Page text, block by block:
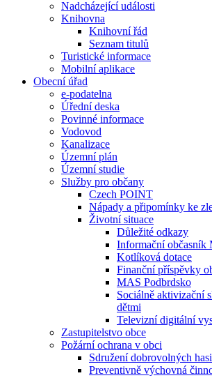
Nadcházející události
Knihovna
Knihovní řád
Seznam titulů
Turistické informace
Mobilní aplikace
Obecní úřad
e-podatelna
Úřední deska
Povinné informace
Vodovod
Kanalizace
Územní plán
Územní studie
Služby pro občany
Czech POINT
Nápady a připomínky ke
Životní situace
Důležité odkazy
Informační občasník
Kotlíková dotace
Finanční příspěvky
MAS Podbrdsko
Sociálně aktivizační
dětmi
Televizní digitální
Zastupitelstvo obce
Požární ochrana v obci
Sdružení dobrovolných
Preventivně výchovná